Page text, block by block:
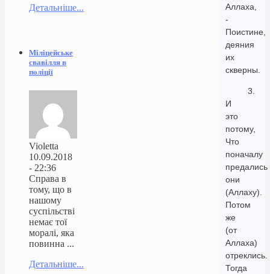
Аллаха,
-
Поистине,
деяния
их
скверны.
3.
И
это
потому,
Что
поначалу
предались
они
(Аллаху).
Потом
же
(от
Аллаха)
отреклись.
Тогда
Детальніше...
Міліцейське
свавілля в
поліції
Violetta
10.09.2018
- 22:36
Справа в
тому, що в
нашому
суспільстві
немає тої
моралі, яка
повинна ...
Детальніше...